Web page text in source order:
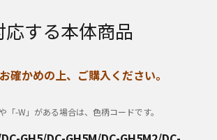
応する本体商品
確かめの上、ご購入ください。
「-W」がある場合は、色柄コードです。